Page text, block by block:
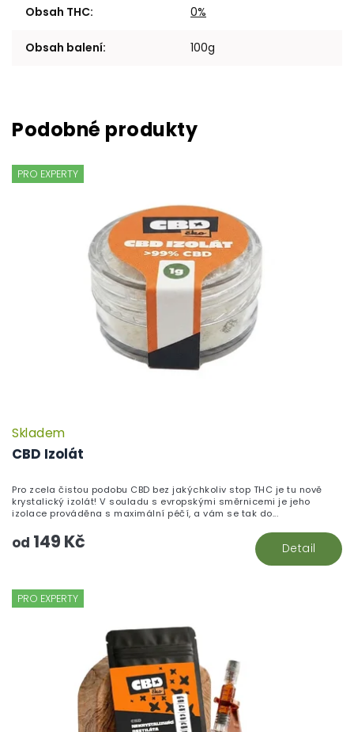
Obsah THC: 0%
Obsah balení: 100g
PRO EXPERTY
CBD Izolát
Skladem
od 149 Kč Detail
Pro zcela čistou podobu CBD bez jakýchkoliv stop THC je tu nově
krystalický izolát! V souladu s evropskými směrnicemi je jeho
izolace prováděna s maximální péčí, a vám se tak do...
PRO EXPERTY